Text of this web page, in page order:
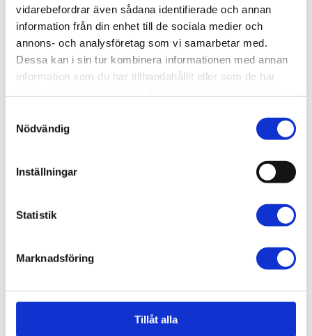
vidarebefordrar även sådana identifierade och annan
information från din enhet till de sociala medier och
annons- och analysföretag som vi samarbetar med.
Dessa kan i sin tur kombinera informationen med annan
information som du har tillhandahållit eller som de har
Nödvändig
Inställningar
Statistik
Marknadsföring
Tillåt alla
Läs mer
Höstens pärldagar 2026
för engagemang, samtal och gemenskap.
Under pärldagarna är du som deltagare